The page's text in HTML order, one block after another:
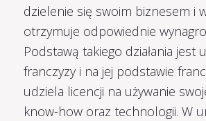
dzielenie się swoim biznesem i
otrzymuje odpowiednie
Podstawą takiego działania jest
franczyzy i na jej podstawie
udziela licencji na używanie
know-how oraz technologii. W